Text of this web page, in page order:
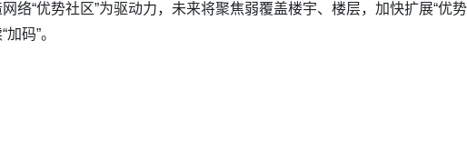
络“优势社区”为驱动力，未来将聚焦弱覆盖楼宇、楼层，加快扩展“优
码”。